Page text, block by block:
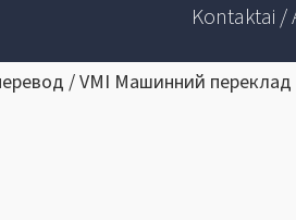
Kontaktai /
/ VMI Машинний переклад